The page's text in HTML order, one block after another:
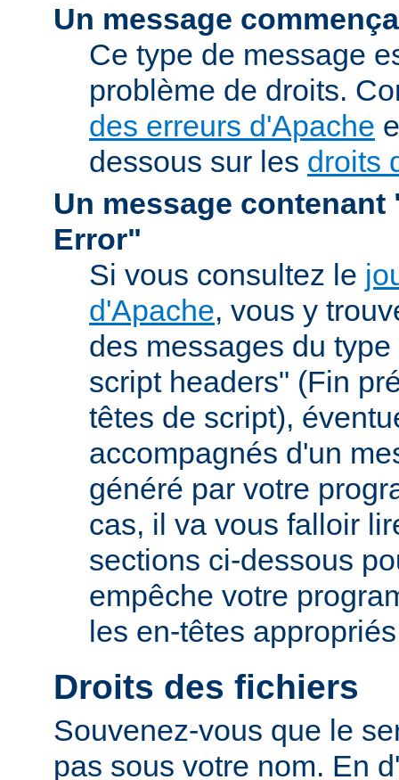
Un message
Ce type de message
problème de droits.
des erreurs d'Apache
dessous sur les droits
Un message contenant
Error"
Si vous consultez le
d'Apache, vous y
des messages du
script headers" (Fin
têtes de script),
accompagnés d'un
généré par votre
cas, il va vous falloir
sections ci-dessous
empêche votre
les en-têtes
Droits des fichiers
Souvenez-vous que le
pas sous votre nom. En